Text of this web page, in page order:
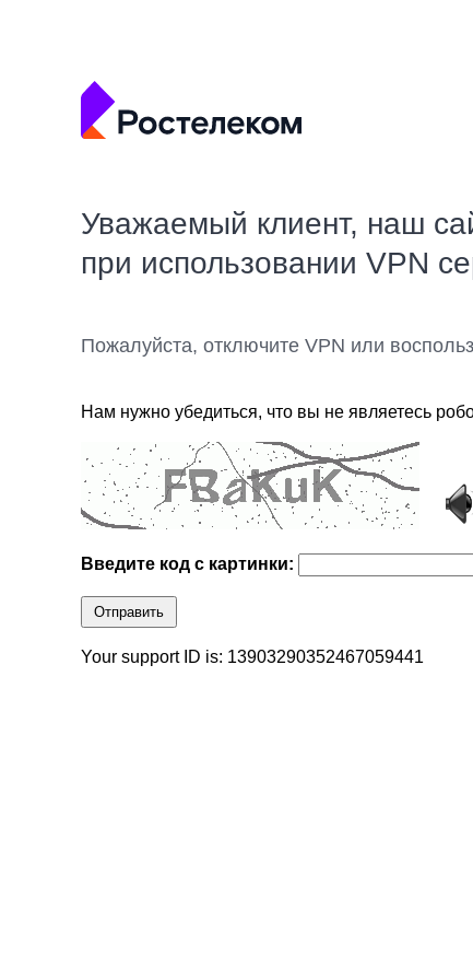
Уважаемый клиент, наш
при использовании VPN
Пожалуйста, отключите VPN или
Нам нужно убедиться, что вы не являетесь
Введите код с картинки:
Отправить
Your support ID is: 13903290352467059441